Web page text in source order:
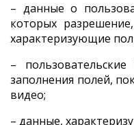
– данные о
которых
характеризующие
–
заполнения полей,
видео;
– данные,